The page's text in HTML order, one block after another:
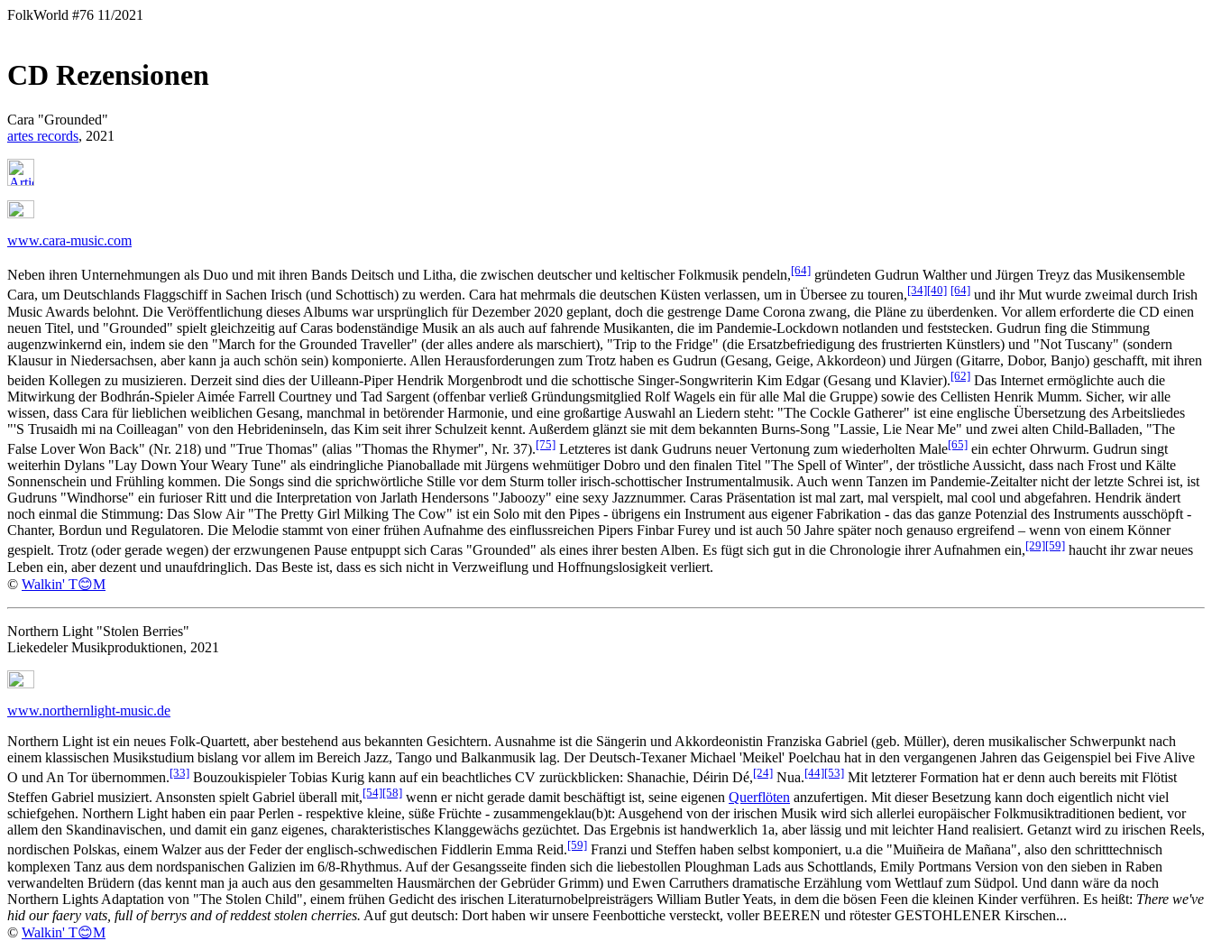
FolkWorld #76 11/2021
CD Rezensionen
Cara "Grounded"
artes records, 2021
www.cara-music.com
Neben ihren Unternehmungen als Duo und mit ihren Bands Deitsch und Litha, die zwischen deutscher und keltischer Folkmusik pendeln,[64] gründeten Gudrun Walther und Jürgen Treyz das Musikensemble
Cara, um Deutschlands Flaggschiff in Sachen Irisch (und Schottisch) zu werden. Cara hat mehrmals die deutschen Küsten verlassen, um in Übersee zu touren,[34][40] [64] und ihr Mut wurde zweimal durch Irish
Music Awards belohnt. Die Veröffentlichung dieses Albums war ursprünglich für Dezember 2020 geplant, doch die gestrenge Dame Corona zwang, die Pläne zu überdenken. Vor allem erforderte die CD einen
neuen Titel, und "Grounded" spielt gleichzeitig auf Caras bodenständige Musik an als auch auf fahrende Musikanten, die im Pandemie-Lockdown notlanden und feststecken. Gudrun fing die Stimmung
augenzwinkernd ein, indem sie den "March for the Grounded Traveller" (der alles andere als marschiert), "Trip to the Fridge" (die Ersatzbefriedigung des frustrierten Künstlers) und "Not Tuscany" (sondern
Klausur in Niedersachsen, aber kann ja auch schön sein) komponierte. Allen Herausforderungen zum Trotz haben es Gudrun (Gesang, Geige, Akkordeon) und Jürgen (Gitarre, Dobor, Banjo) geschafft, mit ihren
beiden Kollegen zu musizieren. Derzeit sind dies der Uilleann-Piper Hendrik Morgenbrodt und die schottische Singer-Songwriterin Kim Edgar (Gesang und Klavier).[62] Das Internet ermöglichte auch die
Mitwirkung der Bodhrán-Spieler Aimée Farrell Courtney und Tad Sargent (offenbar verließ Gründungsmitglied Rolf Wagels ein für alle Mal die Gruppe) sowie des Cellisten Henrik Mumm. Sicher, wir alle
wissen, dass Cara für lieblichen weiblichen Gesang, manchmal in betörender Harmonie, und eine großartige Auswahl an Liedern steht: "The Cockle Gatherer" ist eine englische Übersetzung des Arbeitsliedes
"'S Trusaidh mi na Coilleagan" von den Hebrideninseln, das Kim seit ihrer Schulzeit kennt. Außerdem glänzt sie mit dem bekannten Burns-Song "Lassie, Lie Near Me" und zwei alten Child-Balladen, "The
False Lover Won Back" (Nr. 218) und "True Thomas" (alias "Thomas the Rhymer", Nr. 37).[75] Letzteres ist dank Gudruns neuer Vertonung zum wiederholten Male[65] ein echter Ohrwurm. Gudrun singt
weiterhin Dylans "Lay Down Your Weary Tune" als eindringliche Pianoballade mit Jürgens wehmütiger Dobro und den finalen Titel "The Spell of Winter", der tröstliche Aussicht, dass nach Frost und Kälte
Sonnenschein und Frühling kommen. Die Songs sind die sprichwörtliche Stille vor dem Sturm toller irisch-schottischer Instrumentalmusik. Auch wenn Tanzen im Pandemie-Zeitalter nicht der letzte Schrei ist, ist
Gudruns "Windhorse" ein furioser Ritt und die Interpretation von Jarlath Hendersons "Jaboozy" eine sexy Jazznummer. Caras Präsentation ist mal zart, mal verspielt, mal cool und abgefahren. Hendrik ändert
noch einmal die Stimmung: Das Slow Air "The Pretty Girl Milking The Cow" ist ein Solo mit den Pipes - übrigens ein Instrument aus eigener Fabrikation - das das ganze Potenzial des Instruments ausschöpft -
Chanter, Bordun und Regulatoren. Die Melodie stammt von einer frühen Aufnahme des einflussreichen Pipers Finbar Furey und ist auch 50 Jahre später noch genauso ergreifend – wenn von einem Könner
gespielt. Trotz (oder gerade wegen) der erzwungenen Pause entpuppt sich Caras "Grounded" als eines ihrer besten Alben. Es fügt sich gut in die Chronologie ihrer Aufnahmen ein,[29][59] haucht ihr zwar neues
Leben ein, aber dezent und unaufdringlich. Das Beste ist, dass es sich nicht in Verzweiflung und Hoffnungslosigkeit verliert.
© Walkin' T😊M
Northern Light "Stolen Berries"
Liekedeler Musikproduktionen, 2021
www.northernlight-music.de
Northern Light ist ein neues Folk-Quartett, aber bestehend aus bekannten Gesichtern. Ausnahme ist die Sängerin und Akkordeonistin Franziska Gabriel (geb. Müller), deren musikalischer Schwerpunkt nach
einem klassischen Musikstudium bislang vor allem im Bereich Jazz, Tango und Balkanmusik lag. Der Deutsch-Texaner Michael 'Meikel' Poelchau hat in den vergangenen Jahren das Geigenspiel bei Five Alive
O und An Tor übernommen.[33] Bouzoukispieler Tobias Kurig kann auf ein beachtliches CV zurückblicken: Shanachie, Déirin Dé,[24] Nua.[44][53] Mit letzterer Formation hat er denn auch bereits mit Flötist
Steffen Gabriel musiziert. Ansonsten spielt Gabriel überall mit,[54][58] wenn er nicht gerade damit beschäftigt ist, seine eigenen Querflöten anzufertigen. Mit dieser Besetzung kann doch eigentlich nicht viel
schiefgehen. Northern Light haben ein paar Perlen - respektive kleine, süße Früchte - zusammengeklau(b)t: Ausgehend von der irischen Musik wird sich allerlei europäischer Folkmusiktraditionen bedient, vor
allem den Skandinavischen, und damit ein ganz eigenes, charakteristisches Klanggewächs gezüchtet. Das Ergebnis ist handwerklich 1a, aber lässig und mit leichter Hand realisiert. Getanzt wird zu irischen Reels,
nordischen Polskas, einem Walzer aus der Feder der englisch-schwedischen Fiddlerin Emma Reid.[59] Franzi und Steffen haben selbst komponiert, u.a die "Muiñeira de Mañana", also den schritttechnisch
komplexen Tanz aus dem nordspanischen Galizien im 6/8-Rhythmus. Auf der Gesangsseite finden sich die liebestollen Ploughman Lads aus Schottlands, Emily Portmans Version von den sieben in Raben
verwandelten Brüdern (das kennt man ja auch aus den gesammelten Hausmärchen der Gebrüder Grimm) und Ewen Carruthers dramatische Erzählung vom Wettlauf zum Südpol. Und dann wäre da noch
Northern Lights Adaptation von "The Stolen Child", einem frühen Gedicht des irischen Literaturnobelpreisträgers William Butler Yeats, in dem die bösen Feen die kleinen Kinder verführen. Es heißt: There we've
hid our faery vats, full of berrys and of reddest stolen cherries. Auf gut deutsch: Dort haben wir unsere Feenbottiche versteckt, voller BEEREN und rötester GESTOHLENER Kirschen...
© Walkin' T😊M